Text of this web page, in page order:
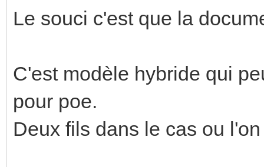
Le souci c'est que la
C'est modèle hybride qui
pour poe.
Deux fils dans le cas ou